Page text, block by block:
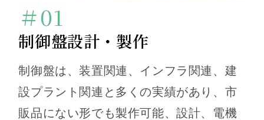
＃01
制御盤設計・製作
制御盤は、装置関連、インフラ関連、建
設プラント関連と多くの実績があり、市
販品にない形でも製作可能、設計、電機